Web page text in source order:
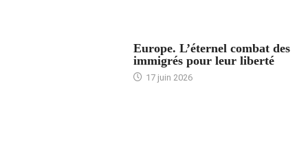
Europe. L’éternel combat des
immigrés pour leur liberté
17 juin 2026